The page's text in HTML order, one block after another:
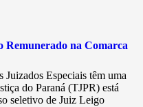
Remunerado na Comarca
Juizados Especiais têm uma
do Paraná (TJPR) está
seletivo de Juiz Leigo